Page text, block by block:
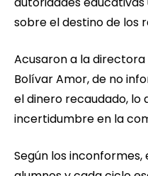
sobre el destino de los
Acusaron a la
Bolívar Amor, de no
el dinero recaudado, lo
incertidumbre en la
Según los inconformes,